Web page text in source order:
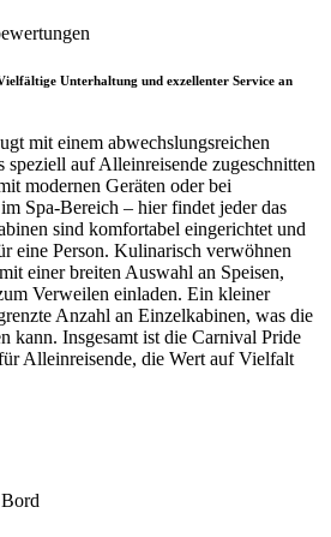
Unterhaltung und exzellenter Service an
mit einem abwechslungsreichen
speziell auf Alleinreisende zugeschnitten
modernen Geräten oder bei
Spa-Bereich – hier findet jeder das
sind komfortabel eingerichtet und
eine Person. Kulinarisch verwöhnen
einer breiten Auswahl an Speisen,
Verweilen einladen. Ein kleiner
Anzahl an Einzelkabinen, was die
kann. Insgesamt ist die Carnival Pride
Alleinreisende, die Wert auf Vielfalt